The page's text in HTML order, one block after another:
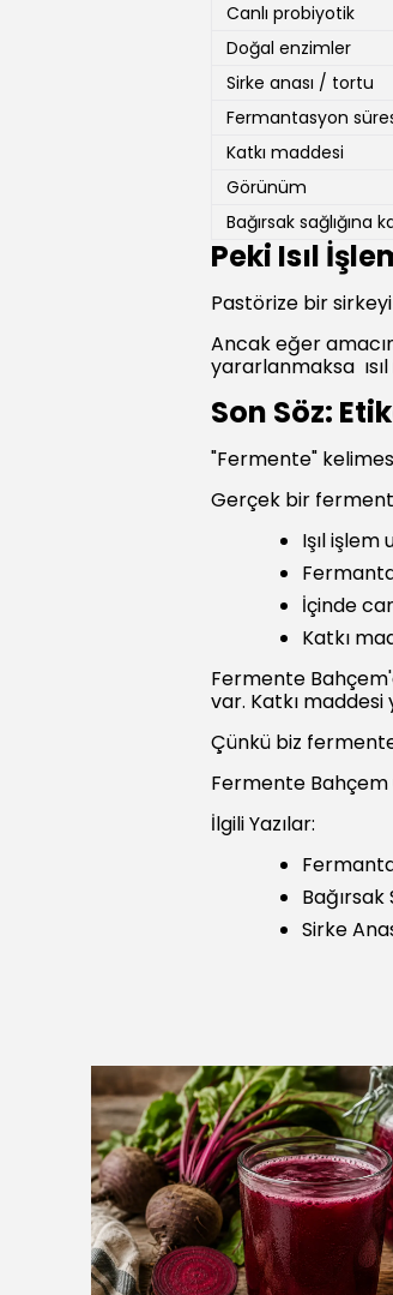
Canlı probiyotik
Doğal enzimler
Sirke anası / tortu
Fermantasyon
Katkı maddesi
Görünüm
Bağırsak sağlığına
Peki Isıl
Pastörize bir
Ancak eğer
yararlanmaksa
Son Söz:
"Fermente"
Gerçek bir
Işıl işlem
İçinde
Katkı
Fermente
var. Katkı maddesi
Çünkü biz
Fermente
İlgili Yazılar:
Bağırsak
Sirke